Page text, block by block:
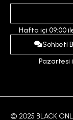
Ödeme ve
İptal ve İade
İndirim
Hafta içi 09:00
Sohbeti
Pazartesi
© 2025 BLACK